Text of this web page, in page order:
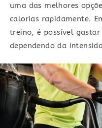
uma das melhores
calorias rapidamente.
treino, é possível gastar
dependendo da